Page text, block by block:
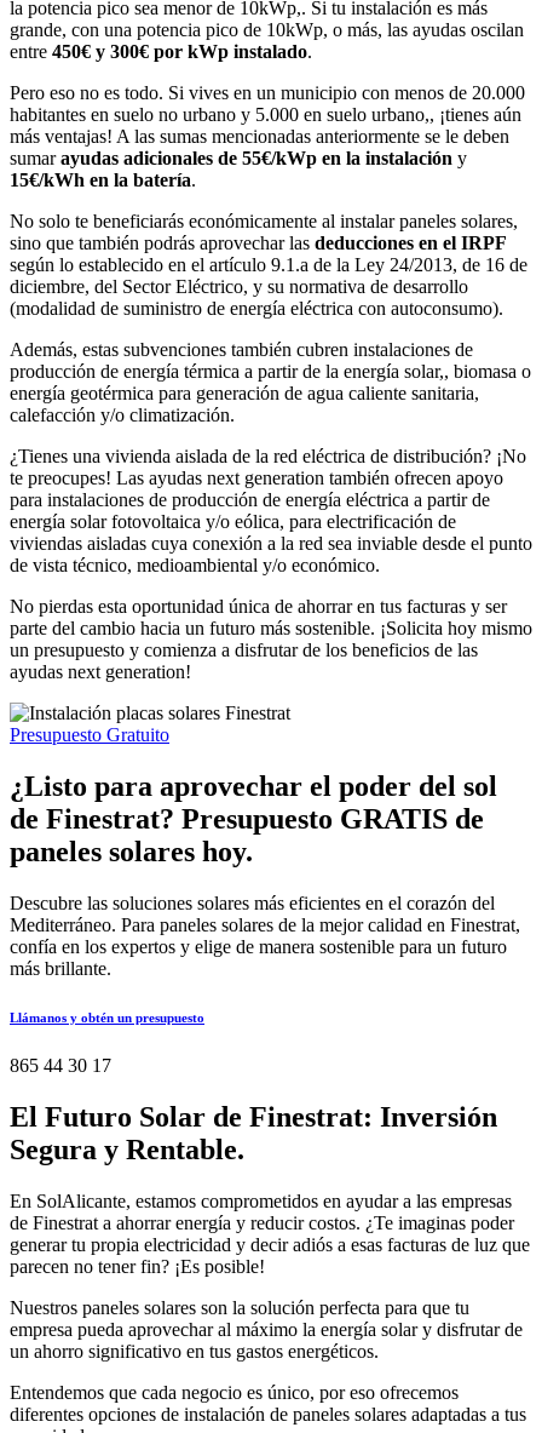
la potencia pico sea menor de 10kWp,. Si tu instalación es más
grande, con una potencia pico de 10kWp, o más, las ayudas oscilan
entre 450€ y 300€ por kWp instalado.
Pero eso no es todo. Si vives en un municipio con menos de 20.000
habitantes en suelo no urbano y 5.000 en suelo urbano,, ¡tienes aún
más ventajas! A las sumas mencionadas anteriormente se le deben
sumarayudas adicionales de 55€/kWp en la instalación y
15€/kWh en la batería.
No solo te beneficiarás económicamente al instalar paneles solares,
sino que también podrás aprovechar las deducciones en el IRPF
según lo establecido en el artículo 9.1.a de la Ley 24/2013, de 16 de
diciembre, del Sector Eléctrico, y su normativa de desarrollo
(modalidad de suministro de energía eléctrica con autoconsumo).
Además, estas subvenciones también cubren instalaciones de
producción de energía térmica a partir de la energía solar,, biomasa o
energía geotérmica para generación de agua caliente sanitaria,
calefacción y/o climatización.
¿Tienes una vivienda aislada de la red eléctrica de distribución? ¡No
te preocupes! Las ayudas next generation también ofrecen apoyo
para instalaciones de producción de energía eléctrica a partir de
energía solar fotovoltaica y/o eólica, para electrificación de
viviendas aisladas cuya conexión a la red sea inviable desde el punto
de vista técnico, medioambiental y/o económico.
No pierdas esta oportunidad única de ahorrar en tus facturas y ser
parte del cambio hacia un futuro más sostenible. ¡Solicita hoy mismo
un presupuesto y comienza a disfrutar de los beneficios de las
ayudas next generation!
Presupuesto Gratuito
¿Listo para aprovechar el poder del sol
de Finestrat? Presupuesto GRATIS de
paneles solares hoy.
Descubre las soluciones solares más eficientes en el corazón del
Mediterráneo. Para paneles solares de la mejor calidad en Finestrat,
confía en los expertos y elige de manera sostenible para un futuro
más brillante.
Llámanos y obtén un presupuesto
865 44 30 17
El Futuro Solar de Finestrat: Inversión
Segura y Rentable.
En SolAlicante, estamos comprometidos en ayudar a las empresas
de Finestrat a ahorrar energía y reducir costos. ¿Te imaginas poder
generar tu propia electricidad y decir adiós a esas facturas de luz que
parecen no tener fin? ¡Es posible!
Nuestros paneles solares son la solución perfecta para que tu
empresa pueda aprovechar al máximo la energía solar y disfrutar de
un ahorro significativo en tus gastos energéticos.
Entendemos que cada negocio es único, por eso ofrecemos
diferentes opciones de instalación de paneles solares adaptadas a tus